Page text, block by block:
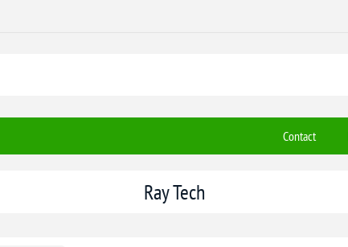
Contact
Ray Tech